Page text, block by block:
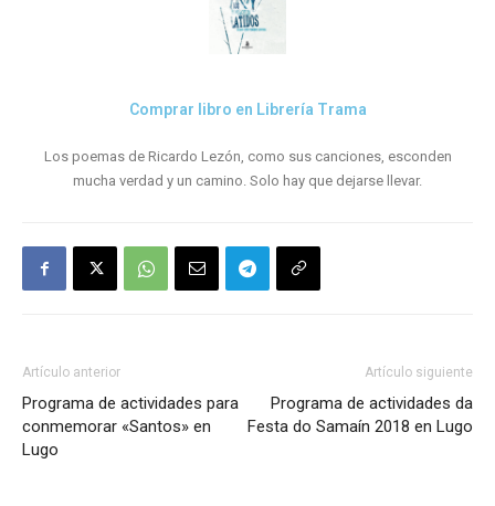
Comprar libro en Librería Trama
Los poemas de Ricardo Lezón, como sus canciones, esconden
mucha verdad y un camino. Solo hay que dejarse llevar.
Artículo anterior
Programa de actividades para
conmemorar «Santos» en
Lugo
Artículo siguiente
Programa de actividades da
Festa do Samaín 2018 en Lugo